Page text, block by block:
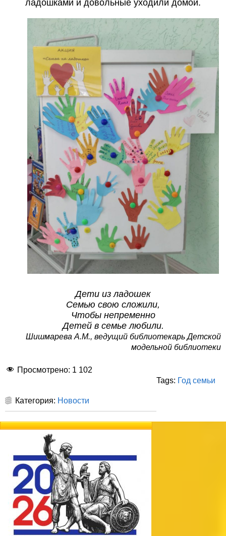
ладошками и довольные уходили домой.
Дети из ладошек
Семью свою сложили,
Чтобы непременно
Детей в семье любили.
Шишмарева А.М., ведущий библиотекарь Детской
модельной библиотеки
Просмотрено: 1 102
Категория: Новости
Tags: Год семьи